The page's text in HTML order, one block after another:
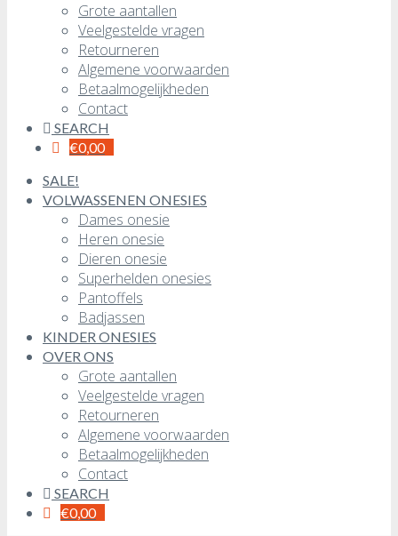
Grote aantallen
Veelgestelde vragen
Retourneren
Algemene voorwaarden
Betaalmogelijkheden
Contact
SEARCH
€0,00
SALE!
VOLWASSENEN ONESIES
Dames onesie
Heren onesie
Dieren onesie
Superhelden onesies
Pantoffels
Badjassen
KINDER ONESIES
OVER ONS
Grote aantallen
Veelgestelde vragen
Retourneren
Algemene voorwaarden
Betaalmogelijkheden
Contact
SEARCH
€0,00